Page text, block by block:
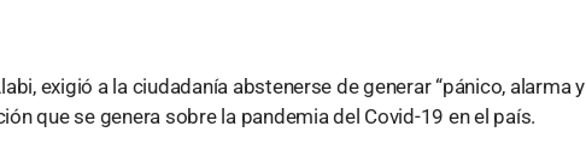
exigió a la ciudadanía abstenerse de generar “pánico, alarma y
que se genera sobre la pandemia del Covid-19 en el país.